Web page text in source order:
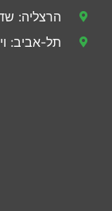
הרצליה: שד' אבא
תל-אביב: ויסוצקי 4 |